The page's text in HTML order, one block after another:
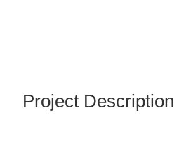
Project Description